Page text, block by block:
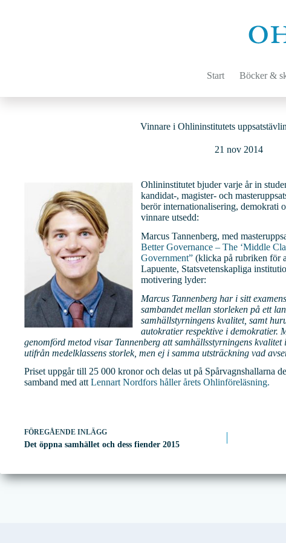
Start Böcker &
Vinnare i Ohlininstitutets
21 nov 2014
Ohlininstitutet bjuder varje år in
kandidat-, magister- och
berör internationalisering, demokrati
vinnare utsedd:
Marcus Tannenberg, med
Better Governance – The ‘Middle
Government” (klicka på rubriken för
Lapuente, Statsvetenskapliga
motivering lyder:
Marcus Tannenberg har i sitt
sambandet mellan storleken på ett
samhällstyrningens kvalitet, samt
autokratier respektive i demokratier.
genomförd metod visar Tannenberg att samhällsstyrningens
utifrån medelklassens storlek, men ej i samma utsträckning vad
Priset uppgår till 25 000 kronor och delas ut på Spårvagnshallarna
samband med att Lennart Nordfors håller årets Ohlinföreläsning.
FÖREGÅENDE INLÄGG
Det öppna samhället och dess fiender 2015